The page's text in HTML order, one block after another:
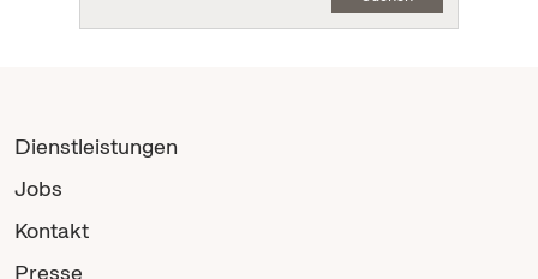
Dienstleistungen
Jobs
Kontakt
Presse